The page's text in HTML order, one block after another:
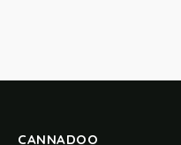
CANNADOO